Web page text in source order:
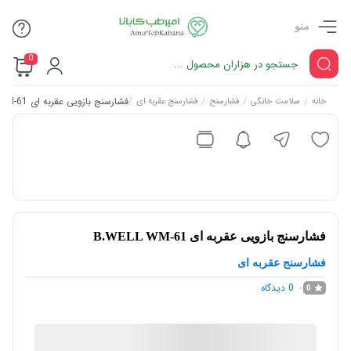
منو
0
خانه / سلامت خانگی / فشارسنج / فشارسنج عقربه ای /فشارسنج بازویی عقربه ای B.WELL WM-61
فشارسنج بازویی عقربه ای B.WELL WM-61
فشارسنج عقربه ای
0
0 دیدگاه